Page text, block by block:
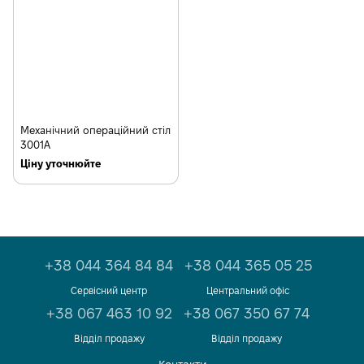
Механічний операційний стіл
3001А
Ціну уточнюйте
+38 044 364 84 84
Сервісний центр
+38 044 365 05 25
Центральний офіс
+38 067 463 10 92
Відділ продажу
+38 067 350 67 74
Відділ продажу